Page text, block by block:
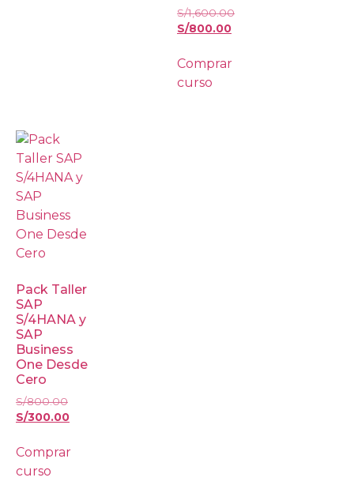
S/1,600.00
S/800.00
Comprar
curso
Pack Taller
SAP
S/4HANA y
SAP
Business
One Desde
Cero
S/800.00
S/300.00
Comprar
curso